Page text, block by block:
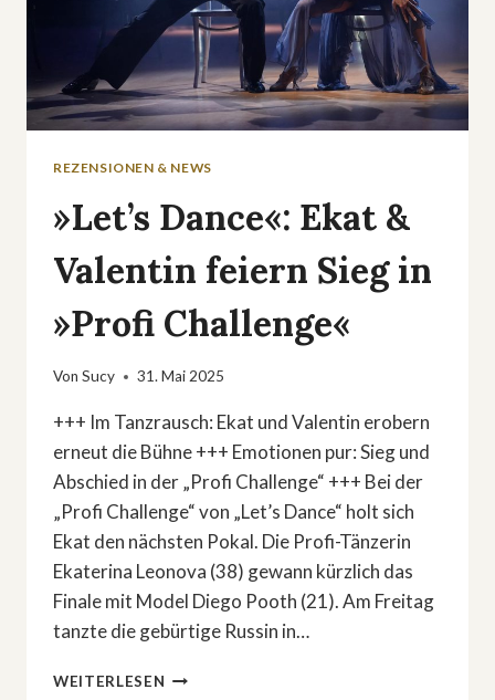
REZENSIONEN & NEWS
»Let’s Dance«: Ekat &
Valentin feiern Sieg in
»Profi Challenge«
Von Sucy 31. Mai 2025
+++ Im Tanzrausch: Ekat und Valentin erobern
erneut die Bühne +++ Emotionen pur: Sieg und
Abschied in der „Profi Challenge“ +++ Bei der
„Profi Challenge“ von „Let’s Dance“ holt sich
Ekat den nächsten Pokal. Die Profi-Tänzerin
Ekaterina Leonova (38) gewann kürzlich das
Finale mit Model Diego Pooth (21). Am Freitag
tanzte die gebürtige Russin in…
WEITERLESEN »LET’S